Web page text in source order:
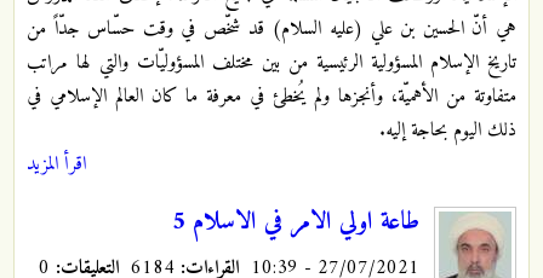
هي أنّ الحسين بن علي (عليه السلام) قد شخّص في وقت حسّاس جدّاً من
تاريخ الإسلام المسؤولية الرئيسية من بين مختلف المسؤوليّات والتي لها مراتب
متفاوتة من الأهميّة، وأنجزها ولم يُخطئ في معرفة ما كان العالم الإسلامي في
ذلك اليوم بحاجة إليه.
اقرأ المزيد
طاعة اولي الامر في الاسلام 5
27/07/2021 - 10:39 القراءات: التعليقات: